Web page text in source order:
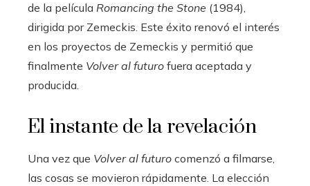
de la película Romancing the Stone (1984),
dirigida por Zemeckis. Este éxito renovó el interés
en los proyectos de Zemeckis y permitió que
finalmente Volver al futuro fuera aceptada y
producida.
El instante de la revelación
Una vez que Volver al futuro comenzó a filmarse,
las cosas se movieron rápidamente. La elección